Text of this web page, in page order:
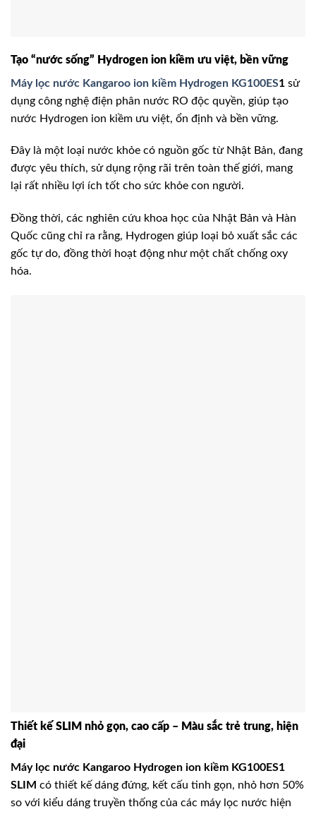
Tạo “nước sống” Hydrogen ion kiềm ưu việt, bền vững
Máy lọc nước Kangaroo ion kiềm Hydrogen KG100ES1 sử
dụng công nghệ điện phân nước RO độc quyền, giúp tạo
nước Hydrogen ion kiềm ưu việt, ổn định và bền vững.
Đây là một loại nước khỏe có nguồn gốc từ Nhật Bản, đang
được yêu thích, sử dụng rộng rãi trên toàn thế giới, mang
lại rất nhiều lợi ích tốt cho sức khỏe con người.
Đồng thời, các nghiên cứu khoa học của Nhật Bản và Hàn
Quốc cũng chỉ ra rằng, Hydrogen giúp loại bỏ xuất sắc các
gốc tự do, đồng thời hoạt động như một chất chống oxy
hóa.
Thiết kế SLIM nhỏ gọn, cao cấp – Màu sắc trẻ trung, hiện
đại
Máy lọc nước Kangaroo Hydrogen ion kiềm KG100ES1
SLIM có thiết kế dáng đứng, kết cấu tinh gọn, nhỏ hơn 50%
so với kiểu dáng truyền thống của các máy lọc nước hiện